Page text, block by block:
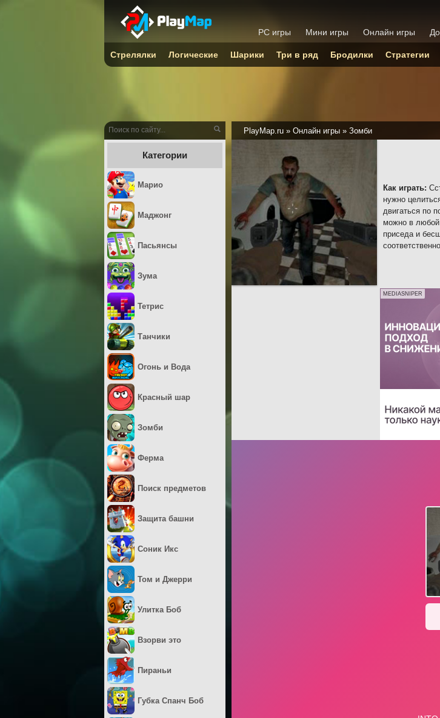
PlayMap.ru » Онлайн игры » Зомби
Как играть:
нужно
двигаться по
можно в любой
приседа и
MEDIASNIPER
Категории
Марио
Маджонг
Пасьянсы
Зума
Тетрис
Танчики
Огонь и Вода
Красный шар
Зомби
Ферма
Поиск предметов
Защита башни
Соник Икс
Том и Джерри
Улитка Боб
Взорви это
Пираньи
Губка Спанч Боб
PC игры Мини игры Онлайн игры
Стрелялки Логические Шарики Три в ряд Бродилки Стратегии